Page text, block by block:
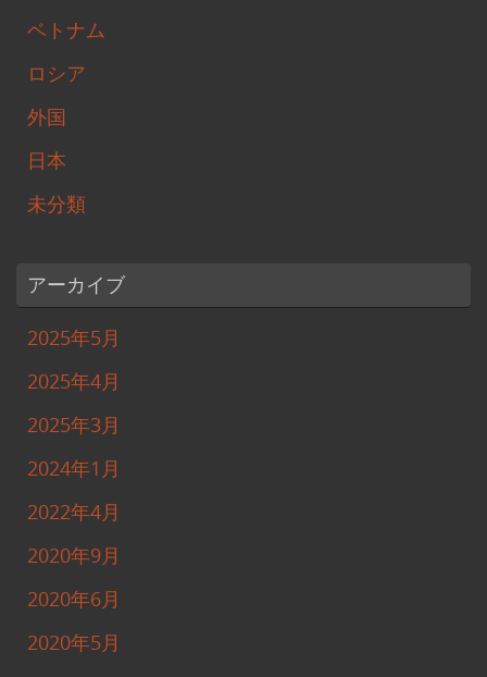
ベトナム
ロシア
外国
日本
未分類
アーカイブ
2025年5月
2025年4月
2025年3月
2024年1月
2022年4月
2020年9月
2020年6月
2020年5月